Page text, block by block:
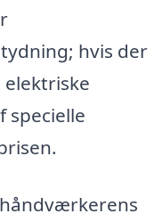
hvis der
specielle